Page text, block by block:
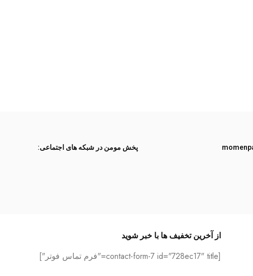
پخش مومن در شبکه های اجتماعی:
از آخرین تخفیف ها با خبر شوید
[contact-form-7 id="728ec17" title="فرم تماس فوتر"]